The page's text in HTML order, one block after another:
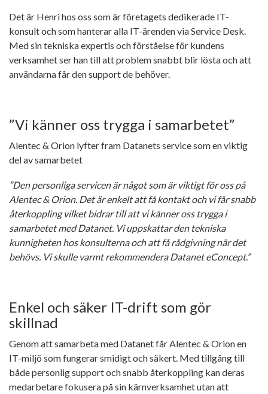
Det är Henri hos oss som är företagets dedikerade IT-
konsult och som hanterar alla IT-ärenden via Service Desk.
Med sin tekniska expertis och förståelse för kundens
verksamhet ser han till att problem snabbt blir lösta och att
användarna får den support de behöver.
”Vi känner oss trygga i samarbetet”
Alentec & Orion lyfter fram Datanets service som en viktig
del av samarbetet
”Den personliga servicen är något som är viktigt för oss på
Alentec & Orion. Det är enkelt att få kontakt och vi får snabb
återkoppling vilket bidrar till att vi känner oss trygga i
samarbetet med Datanet. Vi uppskattar den tekniska
kunnigheten hos konsulterna och att få rådgivning när det
behövs. Vi skulle varmt rekommendera Datanet eConcept.”
Enkel och säker IT-drift som gör
skillnad
Genom att samarbeta med Datanet får Alentec & Orion en
IT-miljö som fungerar smidigt och säkert. Med tillgång till
både personlig support och snabb återkoppling kan deras
medarbetare fokusera på sin kärnverksamhet utan att